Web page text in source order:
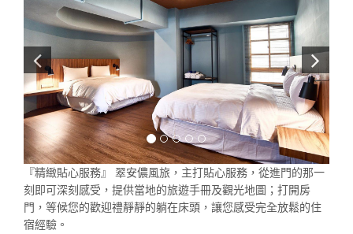
『精緻貼心服務』 翠安儂風旅，主打貼心服務，從進門的那一
刻即可深刻感受，提供當地的旅遊手冊及觀光地圖；打開房
門，等候您的歡迎禮靜靜的躺在床頭，讓您感受完全放鬆的住
宿經驗。